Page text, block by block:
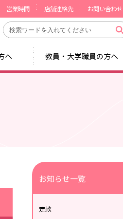
営業時間 店舗連絡先 お問い合わせ
へ 教員・大学職員の方へ
お知らせ一覧
定款